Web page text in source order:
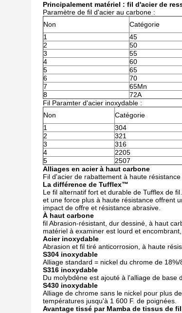
Principalement matériel : fil d'acier de
Paramètre de fil d'acier au carbone :
Non
Catégorie
1
45
2 50
3
55
4
60
5
65
6
70
7
65Mn
8
72A
Fil Paramter d'acier inoxydable :
Non
Catégorie
1
304
2
321
3
316
4
2205
5
2507
Alliages en acier à haut carbone
Fil d'acier de rabattement à haute
La différence de Tufflex™
Le fil alternatif fort et durable de Tufflex de
et une force plus à haute résistance offrent
impact de offre et résistance abrasive.
À haut carbone
fil Abrasion-résistant, dur dessiné, à haut
matériel à examiner est lourd et
Acier inoxydable
Abrasion et fil tiré anticorrosion, à haute
S304 inoxydable
Alliage standard = nickel du chrome de
S316 inoxydable
Du molybdène est ajouté à l'alliage de base
S430 inoxydable
Alliage de chrome sans le nickel pour plus
températures jusqu'à 1 600 F. de poignées.
Avantage tissé par Mamba de tissus de